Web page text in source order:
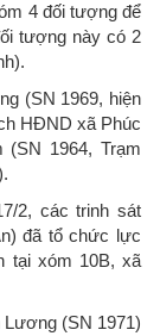
4 đối tượng để
tượng này có 2
(SN 1969, hiện
HĐND xã Phúc
(SN 1964, Trạm
2, các trinh sát
đã tổ chức lực
tại xóm 10B, xã
(SN 1971)